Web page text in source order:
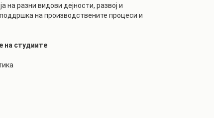
на разни видови дејности, развој и
на производствените процеси и
на студиите